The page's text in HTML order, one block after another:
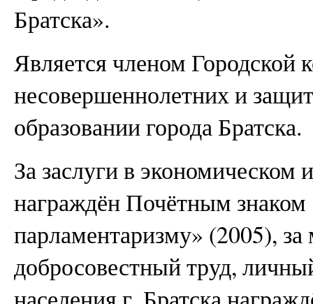
Братска».
Является членом Городской
несовершеннолетних и
образовании города Братска.
За заслуги в экономическом
награждён Почётным знаком
парламентаризму» (2005),
добросовестный труд,